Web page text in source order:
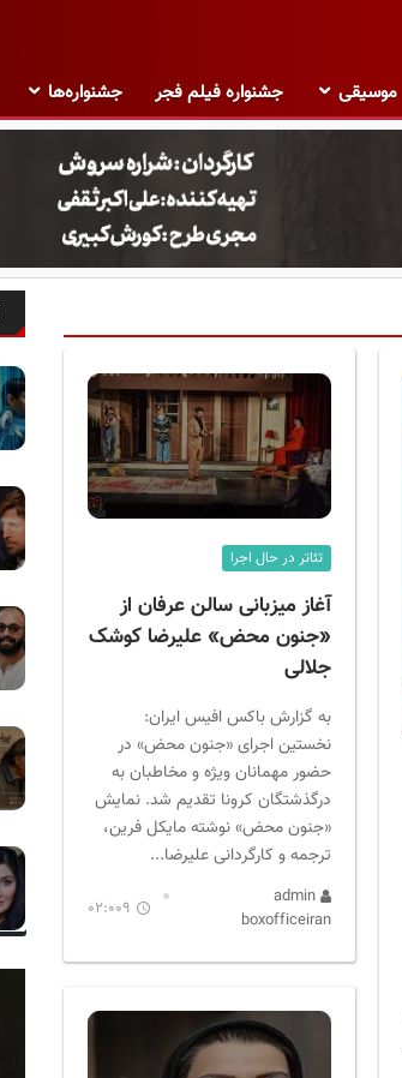
موسیقی جشنواره فیلم فجر جشنواره‌ها
تئاتر در حال اجرا
آغاز میزبانی سالن عرفان از
«جنون محض» علیرضا کوشک
جلالی
به گزارش باکس افیس ایران:
نخستین اجرای «جنون محض» در
حضور مهمانان ویژه و مخاطبان به
درگذشتگان کرونا تقدیم شد. نمایش
«جنون محض» نوشته مایکل فرین،
ترجمه و کارگردانی علیرضا...
admin
boxofficeiran
02:009